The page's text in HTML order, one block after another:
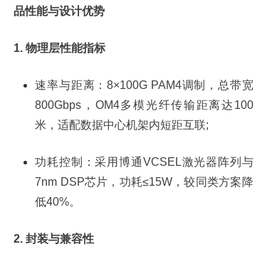
品性能与设计优势
1. 物理层性能指标
速率与距离：8×100G PAM4调制，总带宽
800Gbps，OM4多模光纤传输距离达100
米，适配数据中心机架内短距互联;
功耗控制：采用博通VCSEL激光器阵列与
7nm DSP芯片，功耗≤15W，较同类方案降
低40%。
2. 封装与兼容性